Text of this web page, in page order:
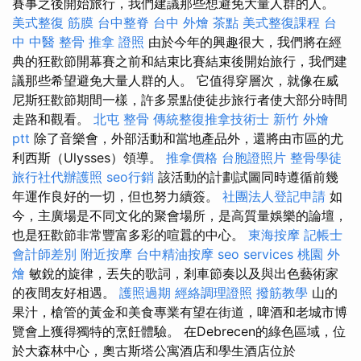
賽事之後開始旅行，我們建議那些想避免大量人群的人。
美式整復 筋膜 台中整脊 台中 外燴 茶點 美式整復課程 台
中 中醫 整骨 推拿 證照 由於今年的興趣很大，我們將在經
典的狂歡節開幕賽之前和結束比賽結束後開始旅行，我們建
議那些希望避免大量人群的人。 它值得穿層次，就像在威
尼斯狂歡節期間一樣，許多景點使徒步旅行者使大部分時間
走路和觀看。 北屯 整骨 傳統整復推拿技術士 新竹 外燴
ptt 除了音樂會，外部活動和當地產品外，還將由市區的尤
利西斯（Ulysses）領導。 推拿價格 台胞證照片 整骨學徒
旅行社代辦護照 seo行銷 該活動的計劃試圖同時遵循前幾
年運作良好的一切，但也努力續簽。 社團法人登記申請 如
今，主廣場是不同文化的聚會場所，是高質量娛樂的論壇，
也是狂歡節非常豐富多彩的喧囂的中心。 東海按摩 記帳士
會計師差別 附近按摩 台中精油按摩 seo services 桃園 外
燴 敏銳的旋律，丟失的歌詞，剎車節奏以及與出色藝術家
的夜間友好相遇。 護照過期 經絡調理證照 撥筋教學 山的
果汁，槍管的黃金和美食專業有望在街道，啤酒和老城市博
覽會上獲得獨特的烹飪體驗。 在Debrecen的綠色區域，位
於大森林中心，奧古斯塔公寓酒店和學生酒店位於